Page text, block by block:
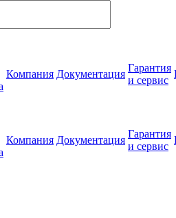
Компания Документация
Гарантия
и сервис
Компания Документация
Гарантия
и сервис